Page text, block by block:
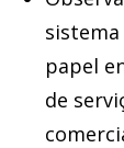
papel
de